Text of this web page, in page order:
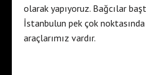
olarak yapıyoruz. Bağcılar
İstanbulun pek çok
araçlarımız vardır.